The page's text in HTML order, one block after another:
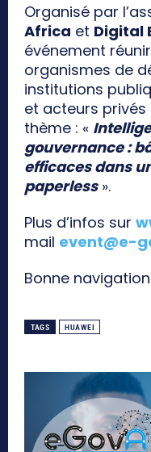
Organisé par
Africa et Digital
événement
organismes de
institutions
et acteurs privés
thème : «
gouvernance :
efficaces dans
paperless».
Plus d’infos sur
mail event@e-
Bonne
TAGS HUAWEI